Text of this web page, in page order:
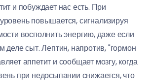
и побуждает нас есть. При
повышается, сигнализируя
восполнить энергию, даже если
деле сыт. Лептин, напротив, "гормон
аппетит и сообщает мозгу, когда
при недосыпании снижается, что